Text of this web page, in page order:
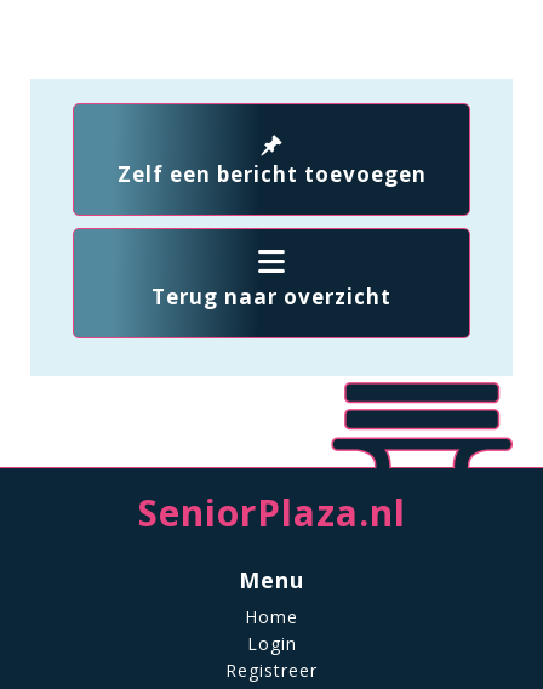
Zelf een bericht toevoegen
Terug naar overzicht
SeniorPlaza.nl
Menu
Home
Login
Registreer